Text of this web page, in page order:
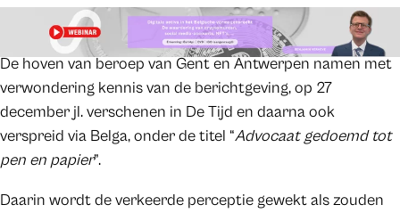
De hoven van beroep van Gent en Antwerpen namen met
verwondering kennis van de berichtgeving, op 27
december jl. verschenen in De Tijd en daarna ook
verspreid via Belga, onder de titel “Advocaat gedoemd tot
pen en papier”.
Daarin wordt de verkeerde perceptie gewekt als zouden